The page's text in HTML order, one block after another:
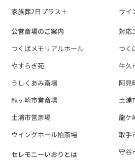
家族葬2日プラス＋
ウイ
公営斎場のご案内
つくばメモリアルホール
やすらぎ苑
うしくあみ斎場
龍ヶ崎市営斎場
土浦市営斎場
ウイングホール柏斎場
対応
つく
牛久
阿見
土浦
龍ケ
取手
守谷
セレモニーいおりとは